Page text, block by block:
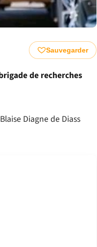
Sauvegarder
de recherches
Diagne de Diass